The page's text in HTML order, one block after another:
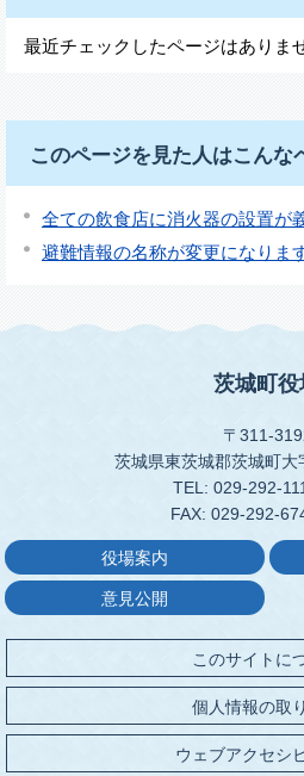
最近チェックしたページはありま
このページを見た人はこんな
全ての飲食店に消火器の設置が
避難情報の名称が変更になりま
茨城町役
〒311-
茨城県東茨城郡茨城町
TEL: 029-292-
FAX: 029-292-
役場案内
意見公開
このサイトに
個人情報の取
ウェブアクセシ